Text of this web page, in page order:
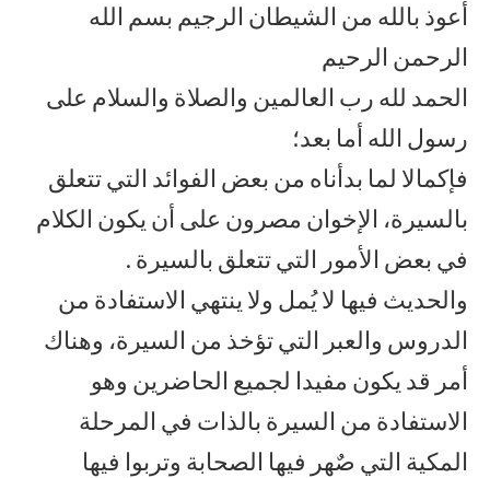
أعوذ بالله من الشيطان الرجيم بسم الله
الرحمن الرحيم
الحمد لله رب العالمين والصلاة والسلام على
رسول الله أما بعد؛
فإكمالا لما بدأناه من بعض الفوائد التي تتعلق
بالسيرة، الإخوان مصرون على أن يكون الكلام
في بعض الأمور التي تتعلق بالسيرة .
والحديث فيها لا يُمل ولا ينتهي الاستفادة من
الدروس والعبر التي تؤخذ من السيرة، وهناك
أمر قد يكون مفيدا لجميع الحاضرين وهو
الاستفادة من السيرة بالذات في المرحلة
المكية التي صٌهر فيها الصحابة وتربوا فيها